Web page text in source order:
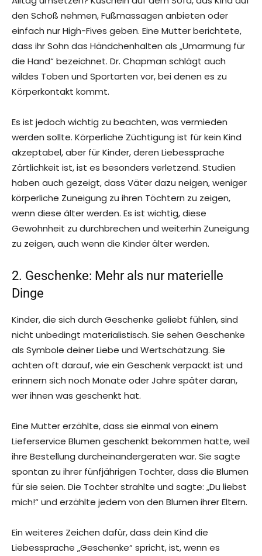
den Schoß nehmen, Fußmassagen anbieten oder
einfach nur High-Fives geben. Eine Mutter berichtete,
dass ihr Sohn das Händchenhalten als „Umarmung für
die Hand“ bezeichnet. Dr. Chapman schlägt auch
wildes Toben und Sportarten vor, bei denen es zu
Körperkontakt kommt.
Es ist jedoch wichtig zu beachten, was vermieden
werden sollte. Körperliche Züchtigung ist für kein Kind
akzeptabel, aber für Kinder, deren Liebessprache
Zärtlichkeit ist, ist es besonders verletzend. Studien
haben auch gezeigt, dass Väter dazu neigen, weniger
körperliche Zuneigung zu ihren Töchtern zu zeigen,
wenn diese älter werden. Es ist wichtig, diese
Gewohnheit zu durchbrechen und weiterhin Zuneigung
zu zeigen, auch wenn die Kinder älter werden.
2. Geschenke: Mehr als nur materielle
Dinge
Kinder, die sich durch Geschenke geliebt fühlen, sind
nicht unbedingt materialistisch. Sie sehen Geschenke
als Symbole deiner Liebe und Wertschätzung. Sie
achten oft darauf, wie ein Geschenk verpackt ist und
erinnern sich noch Monate oder Jahre später daran,
wer ihnen was geschenkt hat.
Eine Mutter erzählte, dass sie einmal von einem
Lieferservice Blumen geschenkt bekommen hatte, weil
ihre Bestellung durcheinandergeraten war. Sie sagte
spontan zu ihrer fünfjährigen Tochter, dass die Blumen
für sie seien. Die Tochter strahlte und sagte: „Du liebst
mich!“ und erzählte jedem von den Blumen ihrer Eltern.
Ein weiteres Zeichen dafür, dass dein Kind die
Liebessprache „Geschenke“ spricht, ist, wenn es